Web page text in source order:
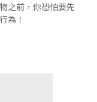
之前，你恐怕要先
為！